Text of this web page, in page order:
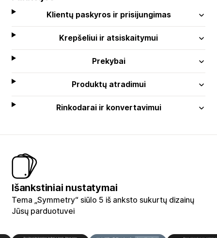
Klientų paskyros ir prisijungimas
Krepšeliui ir atsiskaitymui
Prekybai
Produktų atradimui
Rinkodarai ir konvertavimui
Išankstiniai nustatymai
Tema „Symmetry“ siūlo 5 iš anksto sukurtų dizainų
Jūsų parduotuvei